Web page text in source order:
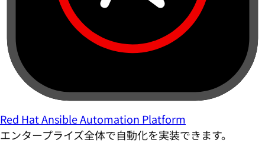
Red Hat Ansible Automation Platform
エンタープライズ全体で自動化を実装できます。